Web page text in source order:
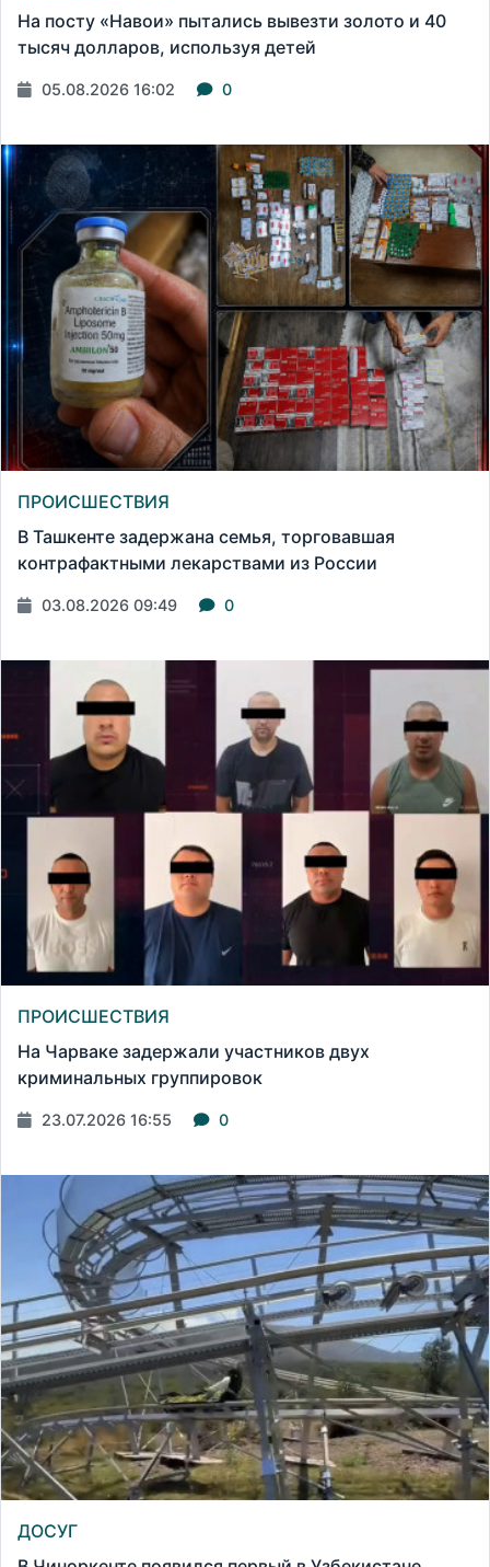
На посту «Навои» пытались вывезти золото и 40
тысяч долларов, используя детей
05.08.2026 16:02 0
ПРОИСШЕСТВИЯ
В Ташкенте задержана семья, торговавшая
контрафактными лекарствами из России
03.08.2026 09:49 0
ПРОИСШЕСТВИЯ
На Чарваке задержали участников двух
криминальных группировок
23.07.2026 16:55 0
ДОСУГ